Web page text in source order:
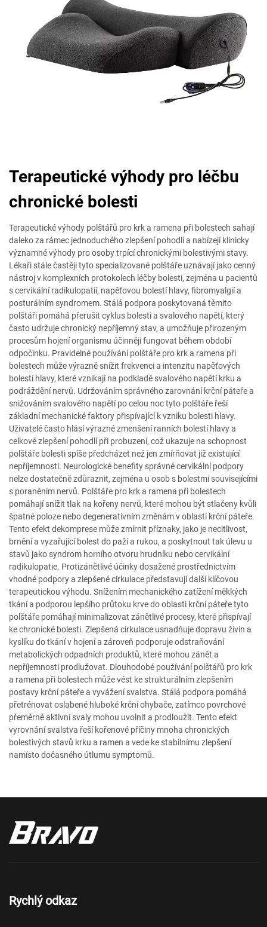
Terapeutické výhody pro léčbu
chronické bolesti
Terapeutické výhody polštářů pro krk a ramena při bolestech sahají
daleko za rámec jednoduchého zlepšení pohodlí a nabízejí klinicky
významné výhody pro osoby trpící chronickými bolestivými stavy.
Lékaři stále častěji tyto specializované polštáře uznávají jako cenný
nástroj v komplexních protokolech léčby bolesti, zejména u pacientů
s cervikální radikulopatií, napěťovou bolestí hlavy, fibromyalgií a
posturálním syndromem. Stálá podpora poskytovaná těmito
polštáři pomáhá přerušit cyklus bolesti a svalového napětí, který
často udržuje chronický nepříjemný stav, a umožňuje přirozeným
procesům hojení organismu účinněji fungovat během období
odpočinku. Pravidelné používání polštáře pro krk a ramena při
bolestech může výrazně snížit frekvenci a intenzitu napěťových
bolestí hlavy, které vznikají na podkladě svalového napětí krku a
podráždění nervů. Udržováním správného zarovnání krční páteře a
snižováním svalového napětí po celou noc tyto polštáře řeší
základní mechanické faktory přispívající k vzniku bolesti hlavy.
Uživatelé často hlásí výrazné zmenšení ranních bolestí hlavy a
celkové zlepšení pohodlí při probuzení, což ukazuje na schopnost
polštáře bolesti spíše předcházet než jen zmírňovat již existující
nepříjemnosti. Neurologické benefity správné cervikální podpory
nelze dostatečně zdůraznit, zejména u osob s bolestmi souvisejícími
s poraněním nervů. Polštáře pro krk a ramena při bolestech
pomáhají snížit tlak na kořeny nervů, které mohou být stlačeny kvůli
špatné poloze nebo degenerativním změnám v oblasti krční páteře.
Tento efekt dekomprese může zmírnit příznaky, jako je necitlivost,
brnění a vyzařující bolest do paží a rukou, a poskytnout tak úlevu u
stavů jako syndrom horního otvoru hrudníku nebo cervikální
radikulopatie. Protizánětlivé účinky dosažené prostřednictvím
vhodné podpory a zlepšené cirkulace představují další klíčovou
terapeutickou výhodu. Snížením mechanického zatížení měkkých
tkání a podporou lepšího průtoku krve do oblasti krční páteře tyto
polštáře pomáhají minimalizovat zánětlivé procesy, které přispívají
ke chronické bolesti. Zlepšená cirkulace usnadňuje dopravu živin a
kyslíku do tkání v hojení a zároveň podporuje odstraňování
metabolických odpadních produktů, které mohou zánět a
nepříjemnosti prodlužovat. Dlouhodobé používání polštářů pro krk
a ramena při bolestech může vést ke strukturálním zlepšením
postavy krční páteře a vyvážení svalstva. Stálá podpora pomáhá
přetrénovat oslabené hluboké krční ohybače, zatímco povrchové
přeměrně aktivní svaly mohou uvolnit a prodloužit. Tento efekt
vyrovnání svalstva řeší kořenové příčiny mnoha chronických
bolestivých stavů krku a ramen a vede ke stabilnímu zlepšení
namísto dočasného útlumu symptomů.
Rychlý odkaz